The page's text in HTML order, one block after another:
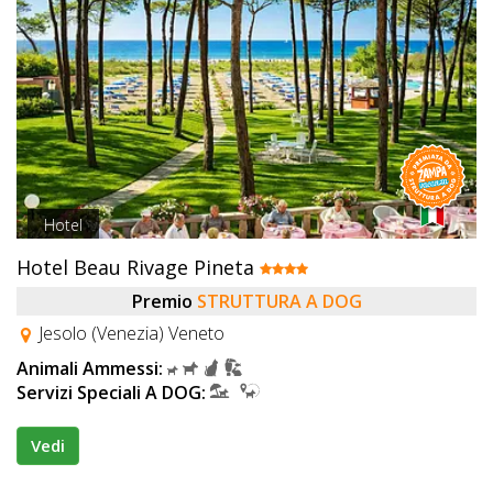
Hotel
Hotel Beau Rivage Pineta
Premio STRUTTURA A DOG
Jesolo (Venezia) Veneto
Animali Ammessi:
Servizi Speciali A DOG:
Vedi